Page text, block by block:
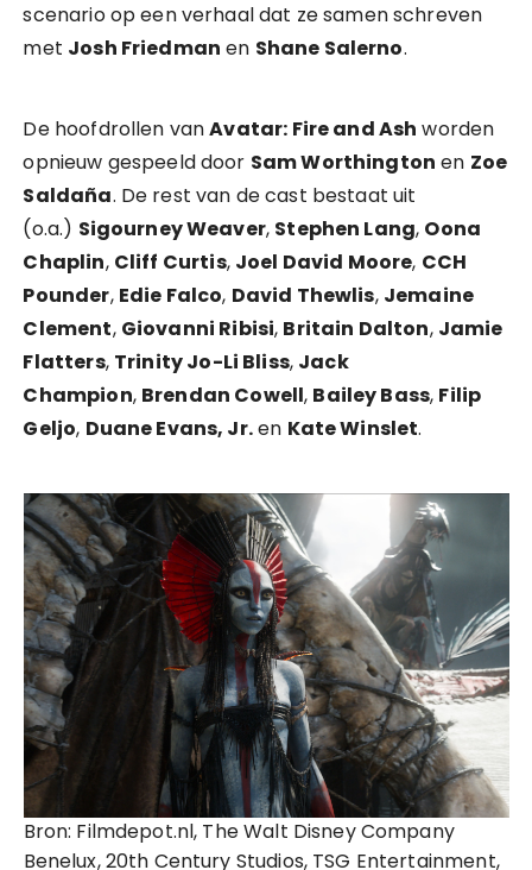
scenario op een verhaal dat ze samen schreven
met Josh Friedman en Shane Salerno.
De hoofdrollen vanAvatar: Fire and Ash worden
opnieuw gespeeld door Sam Worthington en Zoe
Saldaña. De rest van de cast bestaat uit
(o.a.) Sigourney Weaver, Stephen Lang, Oona
Chaplin, Cliff Curtis, Joel David Moore, CCH
Pounder, Edie Falco, David Thewlis, Jemaine
Clement, Giovanni Ribisi, Britain Dalton, Jamie
Flatters, Trinity Jo-Li Bliss, Jack
Champion, Brendan Cowell, Bailey Bass, Filip
Geljo, Duane Evans, Jr.en Kate Winslet.
Bron: Filmdepot.nl, The Walt Disney Company
Benelux, 20th Century Studios, TSG Entertainment,